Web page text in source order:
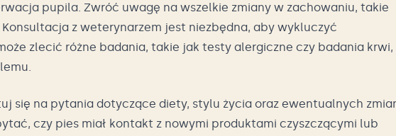
pupila. Zwróć uwagę na wszelkie zmiany w zachowaniu, takie
z weterynarzem jest niezbędna, aby wykluczyć
zlecić różne badania, takie jak testy alergiczne czy badania krwi,
się na pytania dotyczące diety, stylu życia oraz ewentualnych
czy pies miał kontakt z nowymi produktami czyszczącymi lub